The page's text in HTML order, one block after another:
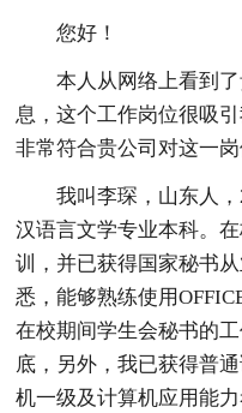
您好！
本人从网络上看到
息，这个工作岗位很吸
非常符合贵公司对这一岗
我叫李琛，山东人
汉语言文学专业本科。
训，并已获得国家秘书
悉，能够熟练使用
在校期间学生会秘书的
底，另外，我已获得普
机一级及计算机应用能力